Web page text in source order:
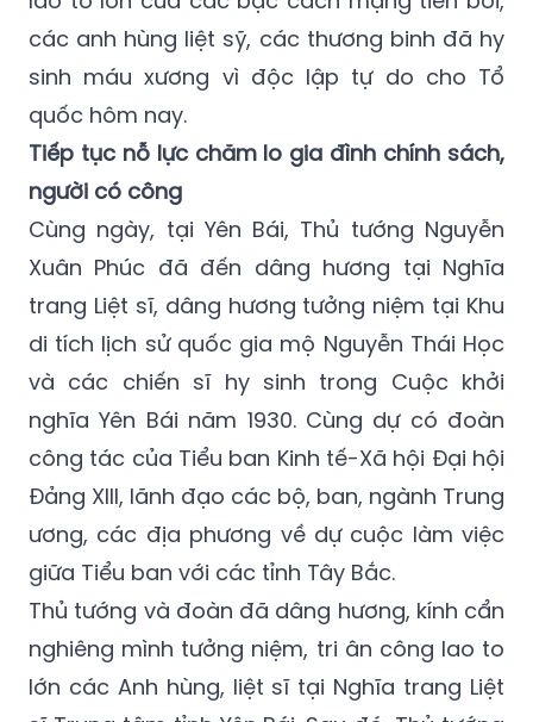
sinh máu xương vì độc lập tự do cho Tổ
quốc hôm nay.
Tiếp tục nỗ lực chăm lo gia đình chính sách,
người có công
Cùng ngày, tại Yên Bái, Thủ tướng Nguyễn
Xuân Phúc đã đến dâng hương tại Nghĩa
trang Liệt sĩ, dâng hương tưởng niệm tại Khu
di tích lịch sử quốc gia mộ Nguyễn Thái Học
và các chiến sĩ hy sinh trong Cuộc khởi
nghĩa Yên Bái năm 1930. Cùng dự có đoàn
công tác của Tiểu ban Kinh tế-Xã hội Đại hội
Đảng XIII, lãnh đạo các bộ, ban, ngành Trung
ương, các địa phương về dự cuộc làm việc
giữa Tiểu ban với các tỉnh Tây Bắc.
Thủ tướng và đoàn đã dâng hương, kính cẩn
nghiêng mình tưởng niệm, tri ân công lao to
lớn các Anh hùng, liệt sĩ tại Nghĩa trang Liệt
sĩ Trung tâm tỉnh Yên Bái. Sau đó, Thủ tướng
và đoàn đã dâng hương tưởng niệm nhà